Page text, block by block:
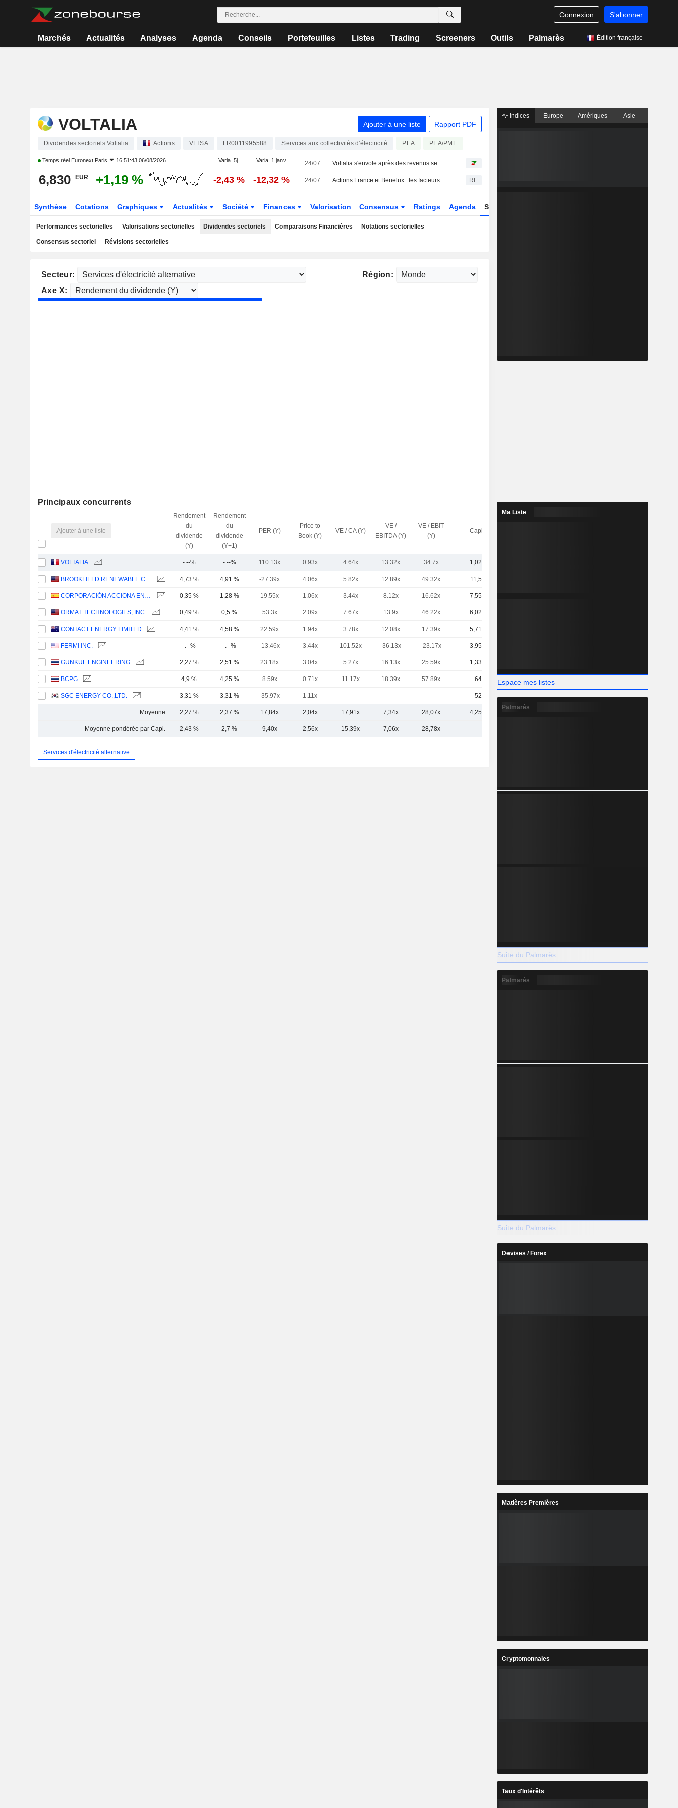
Connexion S'abonner
Marchés Actualités Analyses Agenda Conseils Portefeuilles Listes Trading Screeners Outils Palmarès Édition française
VOLTALIA Ajouter à une liste Rapport PDF
Dividendes sectoriels Voltalia Actions VLTSA FR0011995588 Services aux collectivités d'électricité PEA PEA/PME
Temps réel Euronext Paris 16:51:43 06/08/2026 Varia. 5j. Varia. 1 janv.
6,830 EUR +1,19 % -2,43 % -12,32 %
24/07 Voltalia s'envole après des revenus semestriels portés par ses ventes d'énergie
24/07 Actions France et Benelux : les facteurs à suivre RE
Synthèse Cotations Graphiques Actualités Société Finances Valorisation Consensus Ratings Agenda Secteur
Performances sectorielles Valorisations sectorielles Dividendes sectoriels Comparaisons Financières Notations sectorielles
Consensus sectoriel Révisions sectorielles
Secteur:
Région:
Axe X:
Principaux concurrents
Ajouter à une liste
Rendement
du
dividende
(Y)
Rendement
du
dividende
(Y+1)
PER (Y)
Price to
Book (Y)
VE / CA (Y)
VE /
EBITDA (Y)
VE / EBIT
(Y)
Capi.($)
VOLTALIA -.--% -.--% 110.13x 0.93x 4.64x 13.32x 34.7x 1,02 Md
BROOKFIELD RENEWABLE CORPORATION 4,73 % 4,91 % -27.39x 4.06x 5.82x 12.89x 49.32x 11,5 Md
CORPORACIÓN ACCIONA ENERGÍAS RENOVABLES, S.A. 0,35 % 1,28 % 19.55x 1.06x 3.44x 8.12x 16.62x 7,55 Md
ORMAT TECHNOLOGIES, INC. 0,49 % 0,5 % 53.3x 2.09x 7.67x 13.9x 46.22x 6,02 Md
CONTACT ENERGY LIMITED 4,41 % 4,58 % 22.59x 1.94x 3.78x 12.08x 17.39x 5,71 Md
FERMI INC. -.--% -.--% -13.46x 3.44x 101.52x -36.13x -23.17x 3,95 Md
GUNKUL ENGINEERING 2,27 % 2,51 % 23.18x 3.04x 5.27x 16.13x 25.59x 1,33 Md
BCPG 4,9 % 4,25 % 8.59x 0.71x 11.17x 18.39x 57.89x 647 M
SGC ENERGY CO.,LTD. 3,31 % 3,31 % -35.97x 1.11x - - - 520 M
Moyenne 2,27 % 2,37 % 17,84x 2,04x 17,91x 7,34x 28,07x 4,25 Md
Moyenne pondérée par Capi. 2,43 % 2,7 % 9,40x 2,56x 15,39x 7,06x 28,78x
Services d'électricité alternative
Indices Europe Amériques Asie
Ma Liste
Espace mes listes
Palmarès
Suite du Palmarès
Palmarès
Suite du Palmarès
Devises / Forex
Matières Premières
Cryptomonnaies
Taux d'Intérêts